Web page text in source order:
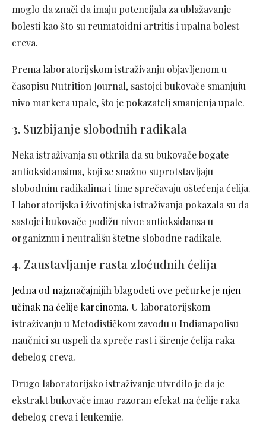
moglo da znači da imaju potencijala za ublažavanje
bolesti kao što su reumatoidni artritis i upalna bolest
creva.
Prema laboratorijskom istraživanju objavljenom u
časopisu Nutrition Journal, sastojci bukovače smanjuju
nivo markera upale, što je pokazatelj smanjenja upale.
3. Suzbijanje slobodnih radikala
Neka istraživanja su otkrila da su bukovače bogate
antioksidansima, koji se snažno suprotstavljaju
slobodnim radikalima i time sprečavaju oštećenja ćelija.
I laboratorijska i životinjska istraživanja pokazala su da
sastojci bukovače podižu nivoe antioksidansa u
organizmu i neutrališu štetne slobodne radikale.
4. Zaustavljanje rasta zloćudnih ćelija
Jedna od najznačajnijih blagodeti ove pečurke je njen
učinak na ćelije karcinoma. U laboratorijskom
istraživanju u Metodističkom zavodu u Indianapolisu
naučnici su uspeli da spreče rast i širenje ćelija raka
debelog creva.
Drugo laboratorijsko istraživanje utvrdilo je da je
ekstrakt bukovače imao razoran efekat na ćelije raka
debelog creva i leukemije.